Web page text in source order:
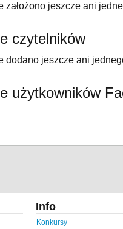
założono jeszcze ani
czytelników
dodano jeszcze ani
użytkowników
Info
Konkursy